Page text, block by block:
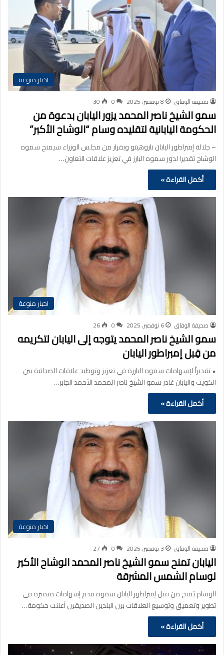
اخبار منوعة
صحيفة الوفاق 8 نوفمبر، 2025 0
30
سمو الشيخ ناصر المحمد يزور اليابان بدعوة من
الحكومة اليابانية لتقليده وسام “الوشاح الأكبر”
– جلالة إمبراطور اليابان ناروهيتو وبقرار من مجلس الوزراء سيمنح سموه
الوشاح تقديرا لدور سموه البارز في تعزيز علاقات التعاون…
أكمل القراءة »
اخبار منوعة
صحيفة الوفاق 6 نوفمبر، 2025 0
26
سمو الشيخ ناصر المحمد يتوجه إلى اليابان لتكريمه
من قِبل إمبراطور اليابان
• تقديراً لإسهامات سموه البارزة في تعزيز وتوطيد علاقات الصداقة بين
الكويت واليابان غادر سمو الشيخ ناصر المحمد الأحمد الجابر…
أكمل القراءة »
اخبار منوعة
صحيفة الوفاق 3 نوفمبر، 2025 0
27
اليابان تمنح سمو الشيخ ناصر المحمد الوشاح الأكبر
لوسام الشمس المشرقة
الوسام يُمنح من قبل إمبراطور اليابان سموه قدم إسهامات متميزة في
تطوير وتعميق وتوسيع العلاقات بين البلدين الصديقين أعلنت حكومة…
أكمل القراءة »